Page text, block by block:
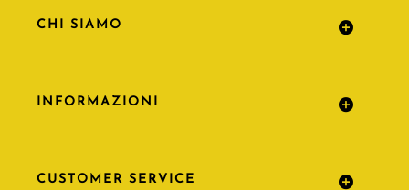
CHI SIAMO
INFORMAZIONI
CUSTOMER SERVICE